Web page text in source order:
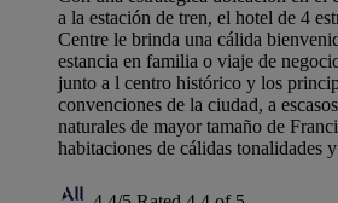
a la estación de tren, el hotel de 4
Centre le brinda una cálida
estancia en familia o viaje de
junto a l centro histórico y los
convenciones de la ciudad, a
naturales de mayor tamaño de
habitaciones de cálidas tonalidades